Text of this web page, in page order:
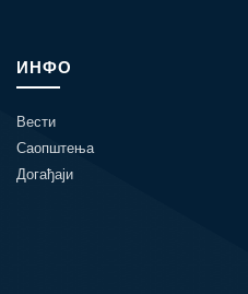
ИНФО
Вести
Саопштења
Догађаји